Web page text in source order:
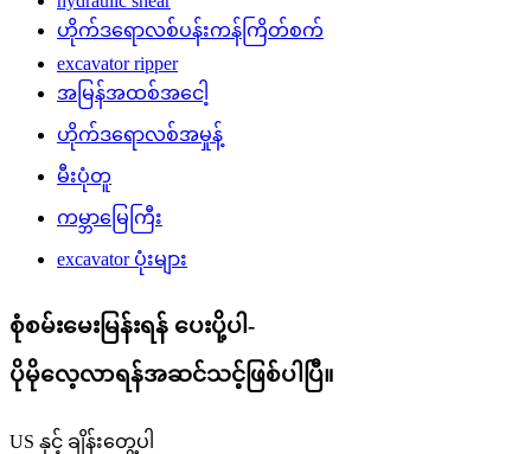
ဟိုက်ဒရောလစ်ပန်းကန်ကြိတ်စက်
excavator ripper
အမြန်အထစ်အငေါ့
ဟိုက်ဒရောလစ်အမှုန့်
မီးပုံတူ
ကမ္ဘာမြေကြီး
excavator ပုံးများ
စုံစမ်းမေးမြန်းရန် ပေးပို့ပါ-
ပိုမိုလေ့လာရန်အဆင်သင့်ဖြစ်ပါပြီ။
US နှင့် ချိန်းတွေ့ပါ